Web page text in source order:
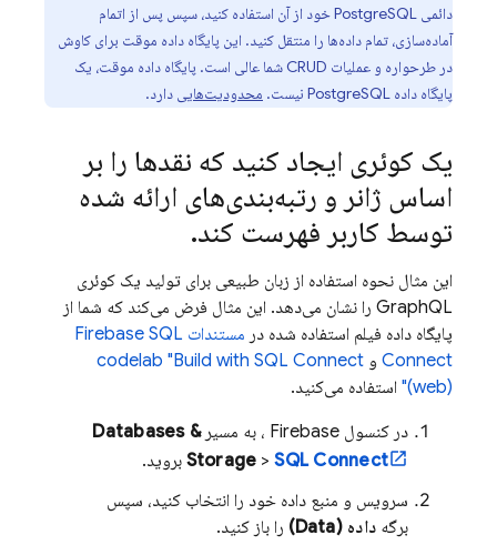
دائمی PostgreSQL خود از آن استفاده کنید، سپس پس از اتمام
آماده‌سازی، تمام داده‌ها را منتقل کنید. این پایگاه داده موقت برای کاوش
در طرحواره و عملیات CRUD شما عالی است. پایگاه داده موقت، یک
پایگاه داده PostgreSQL نیست.
محدودیت‌هایی دارد.
یک کوئری ایجاد کنید که نقدها را بر
اساس ژانر و رتبه‌بندی‌های ارائه شده
توسط کاربر فهرست کند.
این مثال نحوه استفاده از زبان طبیعی برای تولید یک کوئری
GraphQL را نشان می‌دهد. این مثال فرض می‌کند که شما از
پایگاه داده فیلم استفاده شده در مستندات Firebase SQL
Connect و codelab "Build with SQL Connect
(web)" استفاده می‌کنید.
در کنسول Firebase ، به مسیرDatabases &
Storage >SQL Connect
بروید.
سرویس و منبع داده خود را انتخاب کنید، سپس
برگه داده (Data)
را باز کنید.